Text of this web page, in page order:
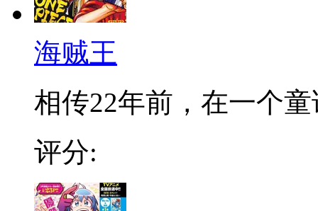
海贼王
相传22年前，在一个
评分: